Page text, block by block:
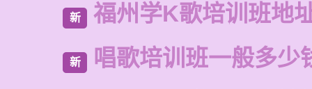
新 福州学K歌培训班地
新 唱歌培训班一般多少